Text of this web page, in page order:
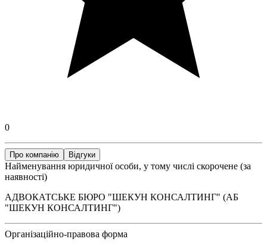
0
Про компанію Відгуки
Найменування юридичної особи, у тому числі скорочене (за
наявності)
АДВОКАТСЬКЕ БЮРО "ШЕКУН КОНСАЛТИНГ" (АБ
"ШЕКУН КОНСАЛТИНГ")
Організаційно-правова форма